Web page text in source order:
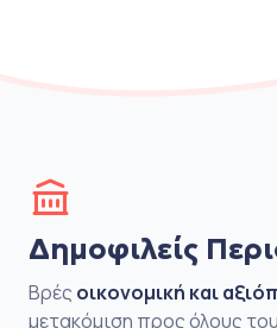
Δημοφιλείς
Βρές οικονομική και
μετακόμιση προς όλους